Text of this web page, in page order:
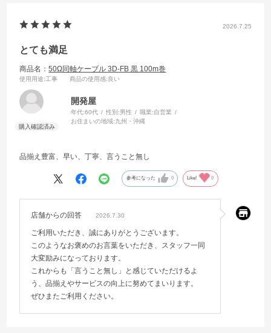
2026.7.25
とても満足
商品名：50Ω同軸ケーブル 3D-FB 黒 100m巻
使用用途:工事 商品の使用感:良い
開発屋
年代:60代 性別:男性 職業:自営業
お住まいの地域:九州・沖縄
品揃え豊富、早い、丁寧、言うこと無し
参考になった 0 Like! 0
店舗からの回答 2026.7.30
ご利用いただき、誠にありがとうございます。
このようなお褒めのお言葉をいただき、スタッフ一同
大変励みになっております。
これからも「言うこと無し」と感じていただけるよ
う、品揃えやサービスの向上に努めてまいります。
ぜひまたご利用ください。